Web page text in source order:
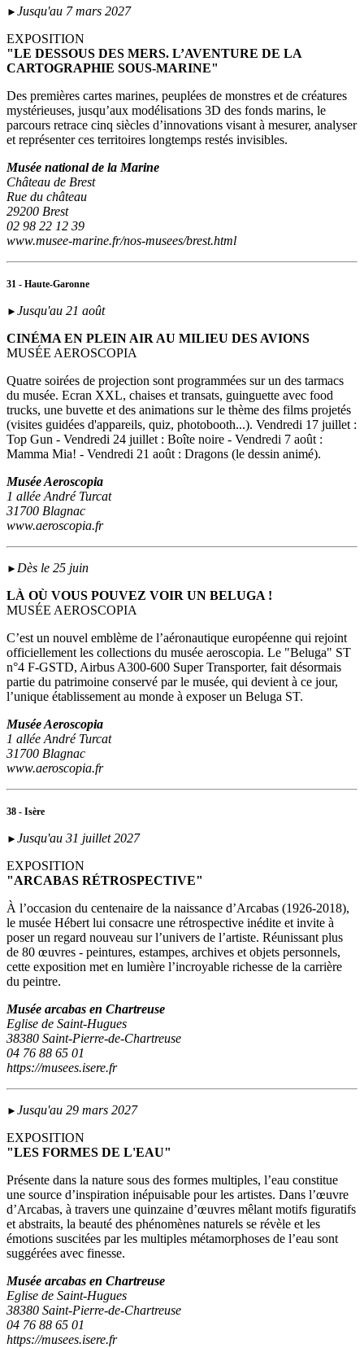
► Jusqu'au 7 mars 2027
EXPOSITION
"LE DESSOUS DES MERS. L’AVENTURE DE LA
CARTOGRAPHIE SOUS-MARINE"
Des premières cartes marines, peuplées de monstres et de créatures
mystérieuses, jusqu’aux modélisations 3D des fonds marins, le
parcours retrace cinq siècles d’innovations visant à mesurer, analyser
et représenter ces territoires longtemps restés invisibles.
Musée national de la Marine
Château de Brest
Rue du château
29200 Brest
02 98 22 12 39
www.musee-marine.fr/nos-musees/brest.html
31 - Haute-Garonne
► Jusqu'au 21 août
CINÉMA EN PLEIN AIR AU MILIEU DES AVIONS
MUSÉE AEROSCOPIA
Quatre soirées de projection sont programmées sur un des tarmacs
du musée. Ecran XXL, chaises et transats, guinguette avec food
trucks, une buvette et des animations sur le thème des films projetés
(visites guidées d'appareils, quiz, photobooth...). Vendredi 17 juillet :
Top Gun - Vendredi 24 juillet : Boîte noire - Vendredi 7 août :
Mamma Mia! - Vendredi 21 août : Dragons (le dessin animé).
Musée Aeroscopia
1 allée André Turcat
31700 Blagnac
www.aeroscopia.fr
► Dès le 25 juin
LÀ OÙ VOUS POUVEZ VOIR UN BELUGA !
MUSÉE AEROSCOPIA
C’est un nouvel emblème de l’aéronautique européenne qui rejoint
officiellement les collections du musée aeroscopia. Le "Beluga" ST
n°4 F-GSTD, Airbus A300-600 Super Transporter, fait désormais
partie du patrimoine conservé par le musée, qui devient à ce jour,
l’unique établissement au monde à exposer un Beluga ST.
Musée Aeroscopia
1 allée André Turcat
31700 Blagnac
www.aeroscopia.fr
38 - Isère
► Jusqu'au 31 juillet 2027
EXPOSITION
"ARCABAS RÉTROSPECTIVE"
À l’occasion du centenaire de la naissance d’Arcabas (1926-2018),
le musée Hébert lui consacre une rétrospective inédite et invite à
poser un regard nouveau sur l’univers de l’artiste. Réunissant plus
de 80 œuvres - peintures, estampes, archives et objets personnels,
cette exposition met en lumière l’incroyable richesse de la carrière
du peintre.
Musée arcabas en Chartreuse
Eglise de Saint-Hugues
38380 Saint-Pierre-de-Chartreuse
04 76 88 65 01
https://musees.isere.fr
► Jusqu'au 29 mars 2027
EXPOSITION
"LES FORMES DE L'EAU"
Présente dans la nature sous des formes multiples, l’eau constitue
une source d’inspiration inépuisable pour les artistes. Dans l’œuvre
d’Arcabas, à travers une quinzaine d’œuvres mêlant motifs figuratifs
et abstraits, la beauté des phénomènes naturels se révèle et les
émotions suscitées par les multiples métamorphoses de l’eau sont
suggérées avec finesse.
Musée arcabas en Chartreuse
Eglise de Saint-Hugues
38380 Saint-Pierre-de-Chartreuse
04 76 88 65 01
https://musees.isere.fr